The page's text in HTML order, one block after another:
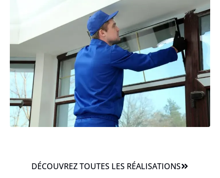
DÉCOUVREZ TOUTES LES RÉALISATIONS